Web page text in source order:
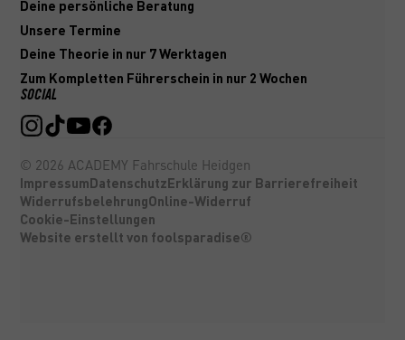
Deine persönliche Beratung
Unsere Termine
Deine Theorie in nur 7 Werktagen
Zum Kompletten Führerschein in nur 2 Wochen
SOCIAL
© 2026 ACADEMY Fahrschule Heidgen
ImpressumDatenschutzErklärung zur Barrierefreiheit
WiderrufsbelehrungOnline-Widerruf
Cookie-Einstellungen
Website erstellt von foolsparadise®